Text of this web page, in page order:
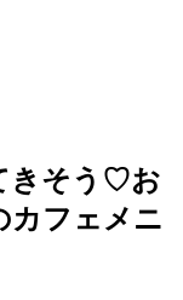
きそう♡お
カフェメニ